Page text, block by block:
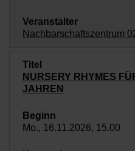
Nachbarschaftszentrum
NURSERY RHYMES
JAHREN
Mo., 16.11.2026, 15.00